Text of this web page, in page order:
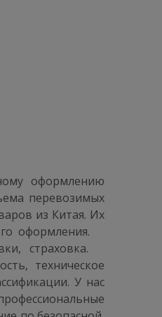
оформлению
перевозимых
из Китая. Их
оформления. ⠀
страховка. ⠀
техническое
У нас